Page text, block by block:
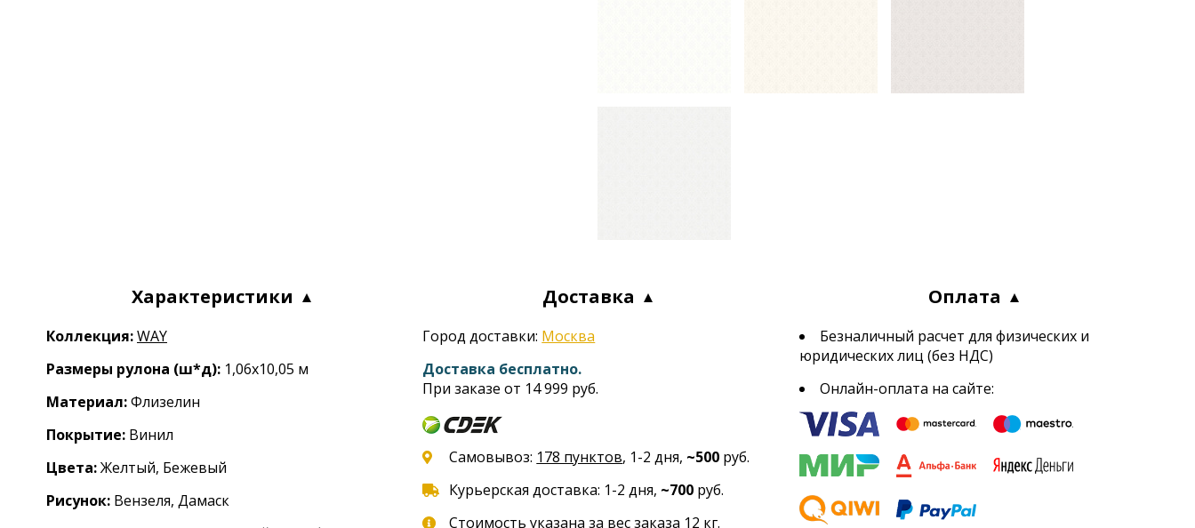
Характеристики
Коллекция:WAY
Размеры рулона (ш*д): 1,06x10,05 м
Материал:Флизелин
Покрытие: Винил
Цвета:Желтый, Бежевый
Рисунок: Вензеля, Дамаск
Доставка
Город доставки: Москва
Доставка бесплатно.
При заказе от 14 999 руб.
Самовывоз: 178 пунктов, 1-2 дня, ~500 руб.
Курьерская доставка: 1-2 дня, ~700 руб.
Стоимость указана за вес заказа 12 кг.
Оплата
Безналичный расчет для физических и
юридических лиц (без НДС)
Онлайн-оплата на сайте: